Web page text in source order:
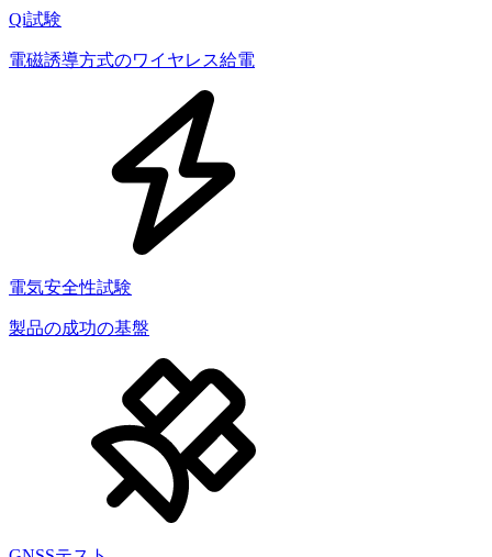
Qi試験
電磁誘導方式のワイヤレス給電
電気安全性試験
製品の成功の基盤